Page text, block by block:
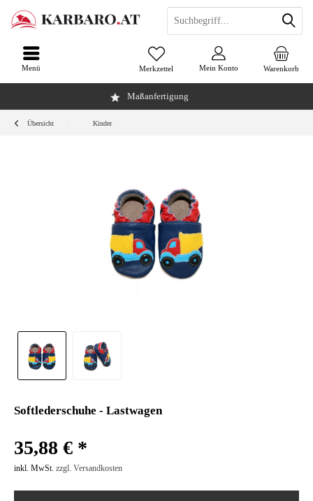
Maßanfertigung
Warenkorb
Merkzettel Mein Konto
Menü
Übersicht Kinder
Softlederschuhe - Lastwagen
35,88 € *
inkl. MwSt. zzgl. Versandkosten